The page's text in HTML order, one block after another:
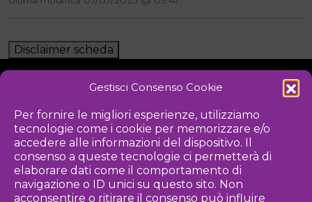
Gestisci Consenso Cookie
Per fornire le migliori esperienze, utilizziamo
tecnologie come i cookie per memorizzare e/o
accedere alle informazioni del dispositivo. Il
consenso a queste tecnologie ci permetterà di
elaborare dati come il comportamento di
navigazione o ID unici su questo sito. Non
acconsentire o ritirare il consenso può influire
Disclaimer scheda
PRIVACY POLICY
Iniziativa